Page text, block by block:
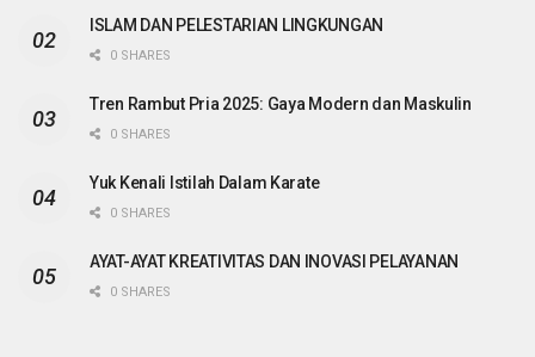
ISLAM DAN PELESTARIAN LINGKUNGAN
0 SHARES
Tren Rambut Pria 2025: Gaya Modern dan Maskulin
0 SHARES
Yuk Kenali Istilah Dalam Karate
0 SHARES
AYAT-AYAT KREATIVITAS DAN INOVASI PELAYANAN
0 SHARES